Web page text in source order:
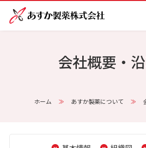
会社概要・
ホーム あすか製薬について